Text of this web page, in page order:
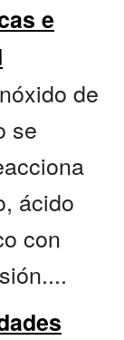
e
de
se
ácido
con